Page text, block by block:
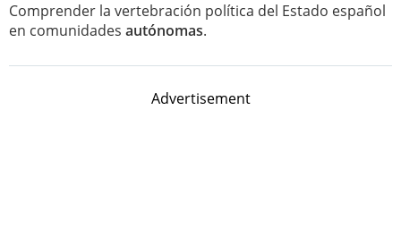
Comprender la vertebración política del Estado español
en comunidades autónomas.
Advertisement